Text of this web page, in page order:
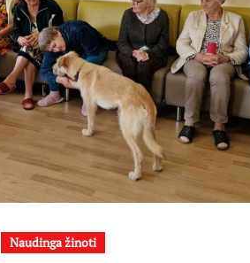
Naudinga žinoti